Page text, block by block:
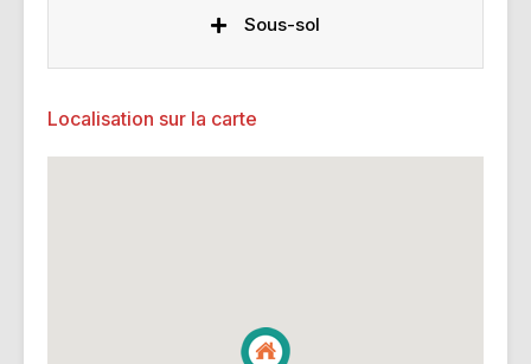
Sous-sol
Localisation sur la carte